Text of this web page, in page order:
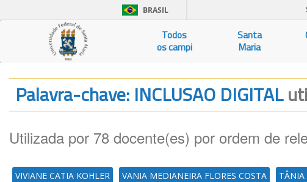
BRASIL
Todos
os campi
Santa
Maria
Palavra-chave: INCLUSAO DIGITAL
Utilizada por 78 docente(es) por ordem de
VIVIANE CATIA KOHLER VANIA MEDIANEIRA FLORES COSTA TÂNIA